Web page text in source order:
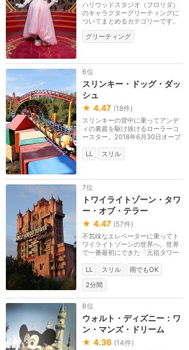
ハリウッドスタジオ（フロリダ）
のキャラクターグリーティングに
ついてまとめるカテゴリーです。
グリーティング
6位
スリンキー・ドッグ・ダッ
シュ
★ 4.47 (18件)
スリンキーの背中に乗ってアンデ
ィの裏庭を駆け抜けるローラーコ
ースター。2018年6月30日オープ
LL
スリル
7位
トワイライトゾーン・タワ
ー・オブ・テラー
★ 4.47 (57件)
不気味なエレベーターに乗ってト
ワイライトゾーンの世界へ。世界
で一番最初にできた「元祖タワー
オブテラー」で、...
LL
スリル
雨でもOK
2分間
8位
ウォルト・ディズニー：ワ
ン・マンズ・ドリーム
★ 4.36 (14件)